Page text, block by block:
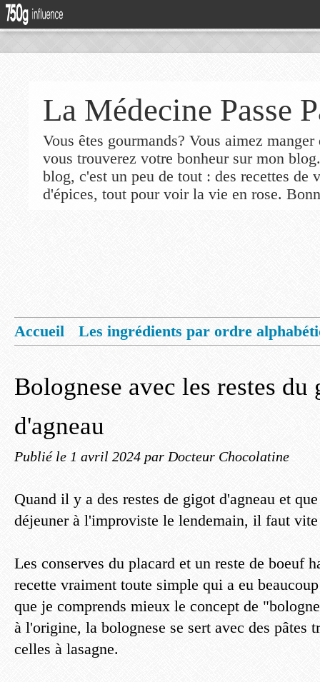
La Médecine Passe
Vous êtes gourmands? Vous aimez
vous trouverez votre bonheur sur mon
blog, c'est un peu de tout : des recettes de
d'épices, tout pour voir la vie en rose.
Accueil
Les ingrédients par ordre
Bolognese avec les restes du
d'agneau
Publié le 1 avril 2024 par Docteur Chocolatine
Quand il y a des restes de gigot d'agneau et
déjeuner à l'improviste le lendemain, il faut
Les conserves du placard et un reste de boeuf
recette vraiment toute simple qui a eu
que je comprends mieux le concept de
à l'origine, la bolognese se sert avec des pâtes
celles à lasagne.